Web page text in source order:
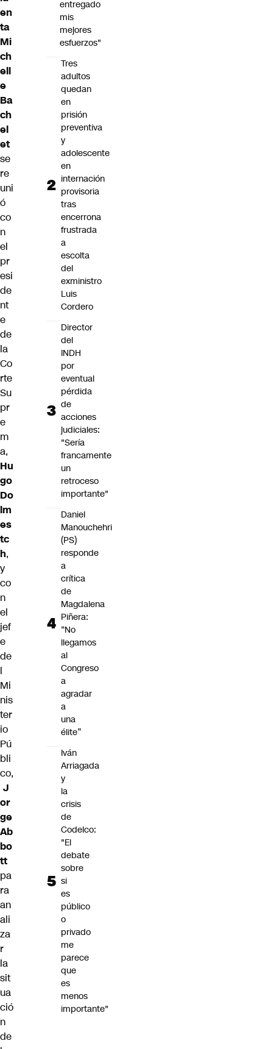
en
ta
Mi
ch
ell
e
Ba
ch
el
et
se
re
uni
ó
co
n
el
pr
esi
de
nt
e
de
la
Co
rte
Su
pr
e
m
a,
Hu
go
Do
lm
es
tc
h,
y
co
n
el
jef
e
de
l
Mi
nis
ter
io
Pú
bli
co,
J
or
ge
Ab
bo
tt
pa
ra
an
ali
za
r
la
sit
ua
ció
n
de
entregado
mis
mejores
esfuerzos"
Tres
adultos
quedan
en
prisión
preventiva
y
adolescente
en
internación
provisoria
tras
encerrona
frustrada
a
escolta
del
exministro
Luis
Cordero
Director
del
INDH
por
eventual
pérdida
de
acciones
judiciales:
"Sería
francamente
un
retroceso
importante"
Daniel
Manouchehri
(PS)
responde
a
crítica
de
Magdalena
Piñera:
“No
llegamos
al
Congreso
a
agradar
a
una
élite”
Iván
Arriagada
y
la
crisis
de
Codelco:
"El
debate
sobre
si
es
público
o
privado
me
parece
que
es
menos
importante"